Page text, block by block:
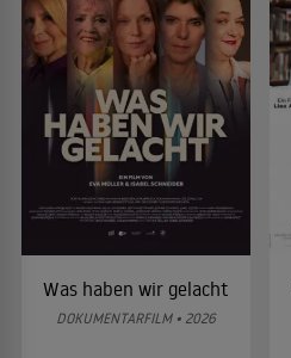
Was haben wir gelacht
DOKUMENTARFILM • 2026